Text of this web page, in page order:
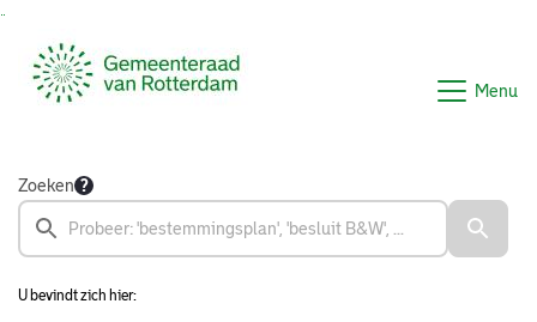
Menu
Zoeken
U bevindt zich hier: